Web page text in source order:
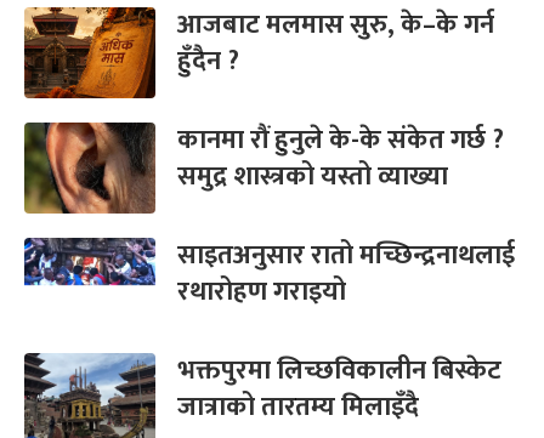
आजबाट मलमास सुरु, के–के गर्न
हुँदैन ?
कानमा रौं हुनुले के-के संकेत गर्छ ?
समुद्र शास्त्रको यस्तो व्याख्या
साइतअनुसार रातो मच्छिन्द्रनाथलाई
रथारोहण गराइयो
भक्तपुरमा लिच्छविकालीन बिस्केट
जात्राको तारतम्य मिलाइँदै